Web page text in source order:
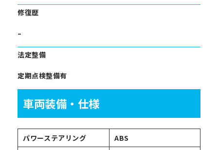
修復歴
–
法定整備
定期点検整備有
車両装備・仕様
パワーステアリング
ABS